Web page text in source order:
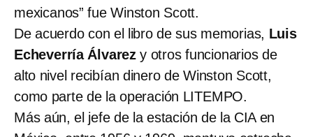
mexicanos” fue Winston Scott.
De acuerdo con el libro de sus memorias, Luis
Echeverría Álvarez y otros funcionarios de
alto nivel recibían dinero de Winston Scott,
como parte de la operación LITEMPO.
Más aún, el jefe de la estación de la CIA en